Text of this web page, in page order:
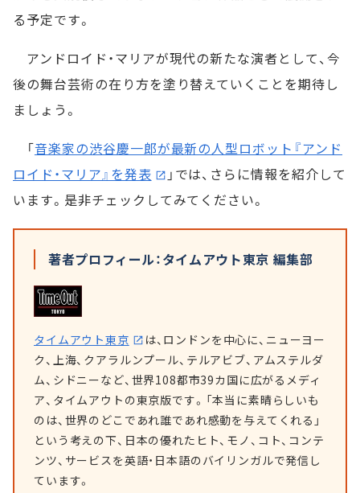
る予定です。
アンドロイド・マリアが現代の新たな演者として、今
後の舞台芸術の在り方を塗り替えていくことを期待し
ましょう。
「音楽家の渋谷慶一郎が最新の人型ロボット『アンド
ロイド・マリア』を発表
」では、さらに情報を紹介して
います。是非チェックしてみてください。
著者プロフィール：タイムアウト東京 編集部
タイムアウト東京
は、ロンドンを中心に、ニューヨー
ク、上海、クアラルンプール、テルアビブ、アムステルダ
ム、シドニーなど、世界108都市39カ国に広がるメディ
ア、タイムアウトの東京版です。「本当に素晴らしいも
のは、世界のどこであれ誰であれ感動を与えてくれる」
という考えの下、日本の優れたヒト、モノ、コト、コンテ
ンツ、サービスを英語・日本語のバイリンガルで発信し
ています。